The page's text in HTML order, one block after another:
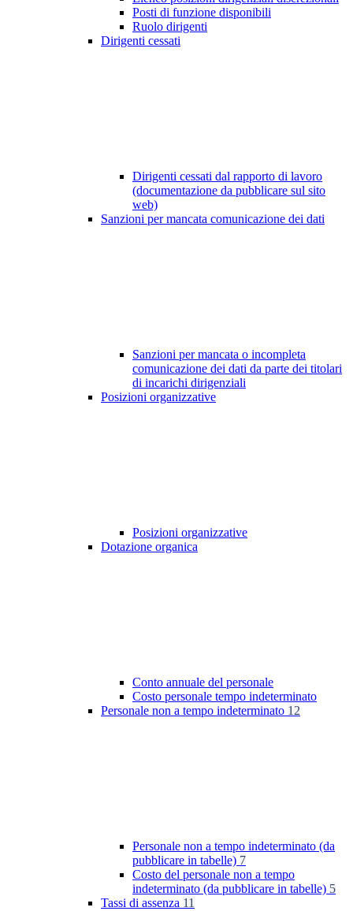
Posti di funzione disponibili
Ruolo dirigenti
Dirigenti cessati
Dirigenti cessati dal rapporto di lavoro
(documentazione da pubblicare sul sito
web)
Sanzioni per mancata comunicazione dei dati
Sanzioni per mancata o incompleta
comunicazione dei dati da parte dei titolari
di incarichi dirigenziali
Posizioni organizzative
Posizioni organizzative
Dotazione organica
Conto annuale del personale
Costo personale tempo indeterminato
Personale non a tempo indeterminato 12
Personale non a tempo indeterminato (da
pubblicare in tabelle) 7
Costo del personale non a tempo
indeterminato (da pubblicare in tabelle) 5
Tassi di assenza 11